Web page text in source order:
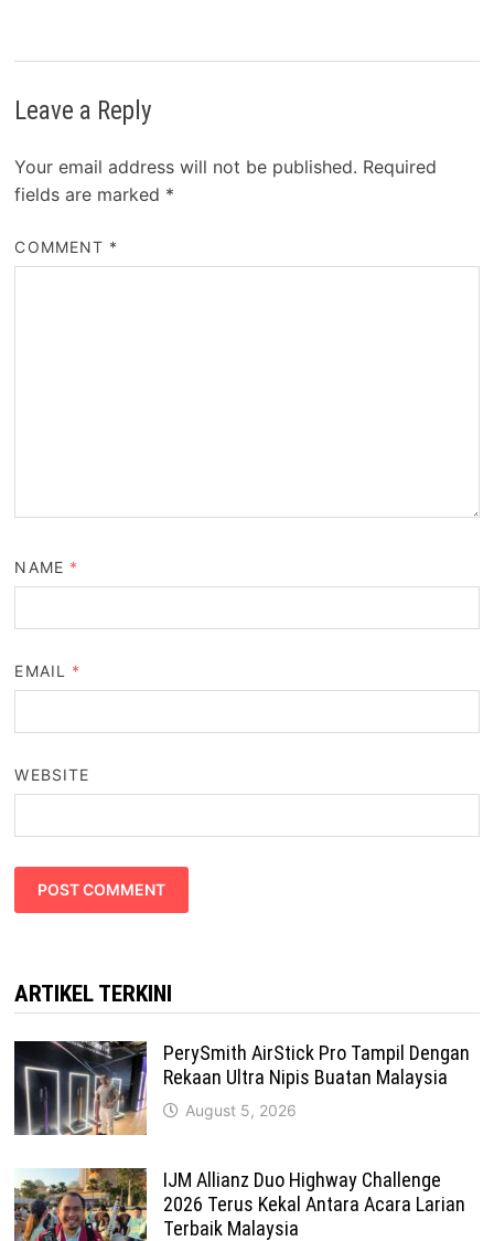
Leave a Reply
Your email address will not be published. Required
fields are marked *
COMMENT *
NAME *
EMAIL *
WEBSITE
ARTIKEL TERKINI
PerySmith AirStick Pro Tampil Dengan
Rekaan Ultra Nipis Buatan Malaysia
August 5, 2026
IJM Allianz Duo Highway Challenge
2026 Terus Kekal Antara Acara Larian
Terbaik Malaysia